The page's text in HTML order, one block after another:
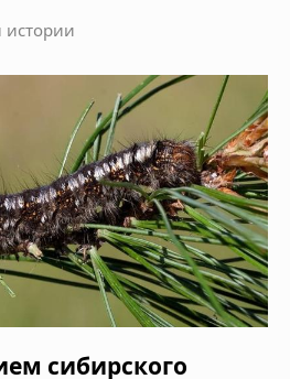
истории
сибирского